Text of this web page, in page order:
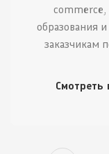
образования
заказчикам
Смотреть